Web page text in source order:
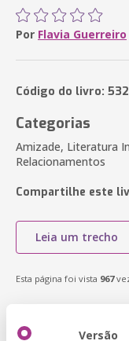
Por Flavia Guerreiro
Código do livro:
Categorias
Amizade, Literatura
Relacionamentos
Compartilhe este
Leia um trecho
Esta página foi vista 967
Versão